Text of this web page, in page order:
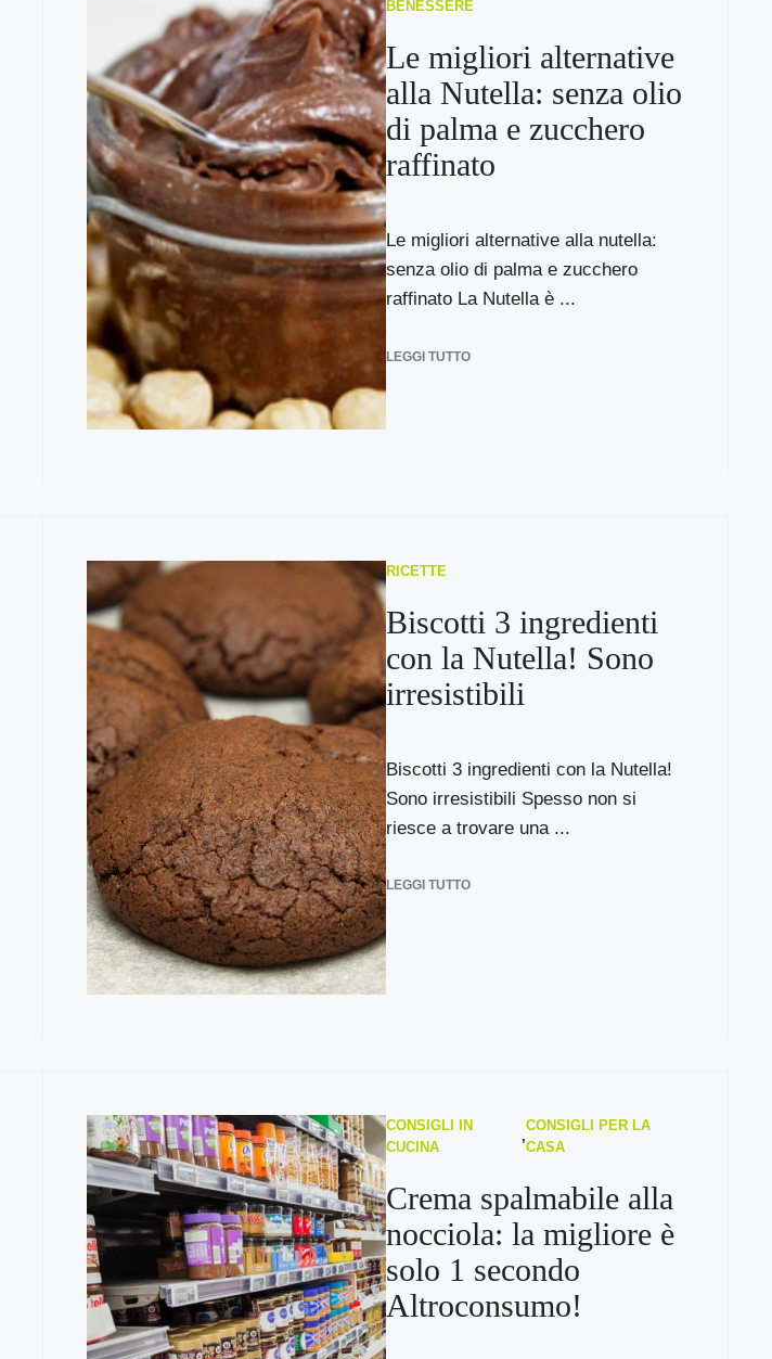
BENESSERE
Le migliori alternative
alla Nutella: senza olio
di palma e zucchero
raffinato
Le migliori alternative alla nutella:
senza olio di palma e zucchero
raffinato La Nutella è ...
LEGGI TUTTO
RICETTE
Biscotti 3 ingredienti
con la Nutella! Sono
irresistibili
Biscotti 3 ingredienti con la Nutella!
Sono irresistibili Spesso non si
riesce a trovare una ...
LEGGI TUTTO
CONSIGLI IN
CUCINA
,
CONSIGLI PER LA
CASA
Crema spalmabile alla
nocciola: la migliore è
solo 1 secondo
Altroconsumo!